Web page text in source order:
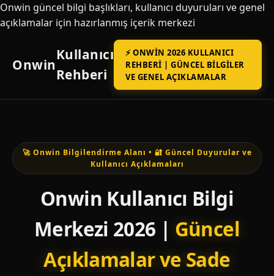
Onwin güncel bilgi başlıkları, kullanıcı duyuruları ve genel
açıklamalar için hazırlanmış içerik merkezi
Onwin
Kullanıcı
Rehberi
⚡ ONWIN 2026 KULLANICI
REHBERI | GÜNCEL BILGILER
VE GENEL AÇIKLAMALAR
🚀 Onwin Bilgilendirme Alanı • 🔐 Güncel Duyurular ve
Kullanıcı Açıklamaları
Onwin Kullanıcı Bilgi
Merkezi 2026 | Güncel
Açıklamalar ve Sade